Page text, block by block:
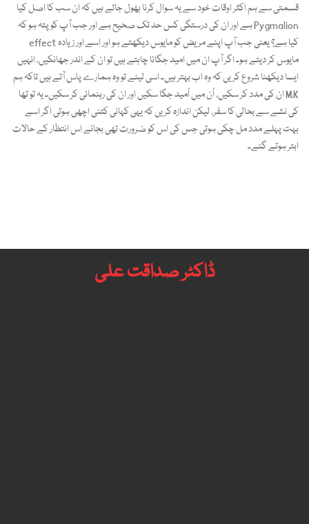
قسمتی سے ہم اکثر اوقات خود سے یہ سوال کرنا بھول جاتے ہیں کہ ان سب کا اصل کیا
ہے اور ان کی درستگی کس حد تک صحیح ہے اور جب آپ کو پتہ ہو کہ Pygmalion
effect کیا ہے؟ یعنی جب آپ اپنے مریض کو مایوس دیکھتے ہو اور اسے اور زیادہ
مایوس کر دیتے ہو۔ اگر آپ ان میں امید جگانا چاہتے ہیں تو ان کے اندر جھانکیں، انہیں
ایسا دیکھنا شروع کریں کہ وہ اب بہتر ہیں۔ اسی لیئے تو وہ ہمارے پاس آتے ہیں تاکہ ہم
ان کی مدد کر سکیں، اُن میں اُمید جگا سکیں اور ان کی رہنمائی کر سکیں۔ یہ تو تھا M.K
کی نشے سے بحالی کا سفر، لیکن اندازہ کریں کہ یہی کہانی کتنی اچھی ہوتی اگر اسے
بہت پہلے مدد مل چکی ہوتی جس کی اس کو ضرورت تھی بجائے اس انتظار کے حالات
ابتر ہوتے گئے۔
ڈاکٹر صداقت علی